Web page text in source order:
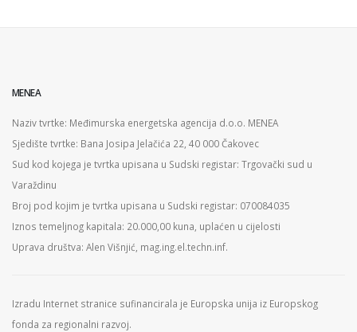
MENEA
Naziv tvrtke: Međimurska energetska agencija d.o.o. MENEA
Sjedište tvrtke: Bana Josipa Jelačića 22, 40 000 Čakovec
Sud kod kojega je tvrtka upisana u Sudski registar: Trgovački sud u
Varaždinu
Broj pod kojim je tvrtka upisana u Sudski registar: 070084035
Iznos temeljnog kapitala: 20.000,00 kuna, uplaćen u cijelosti
Uprava društva: Alen Višnjić, mag.ing.el.techn.inf.
Izradu Internet stranice sufinancirala je Europska unija iz Europskog
fonda za regionalni razvoj.